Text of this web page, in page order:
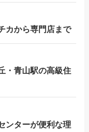
カから専門店まで
・青山駅の高級住
ンターが便利な理